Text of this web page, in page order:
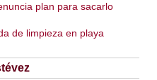
plan para sacarlo
de limpieza en playa